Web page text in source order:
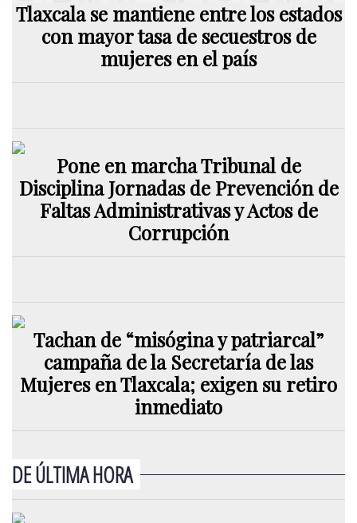
Tlaxcala se mantiene entre los estados
con mayor tasa de secuestros de
mujeres en el país
Pone en marcha Tribunal de
Disciplina Jornadas de Prevención de
Faltas Administrativas y Actos de
Corrupción
Tachan de “misógina y patriarcal”
campaña de la Secretaría de las
Mujeres en Tlaxcala; exigen su retiro
inmediato
DE ÚLTIMA HORA